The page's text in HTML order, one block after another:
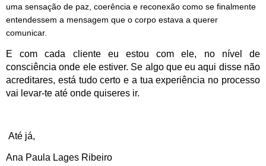
uma sensação de paz, coerência e reconexão como se finalmente
entendessem a mensagem que o corpo estava a querer
comunicar.
E com cada cliente eu estou com ele, no nível de
consciência onde ele estiver. Se algo que eu aqui disse não
acreditares, está tudo certo e a tua experiência no processo
vai levar-te até onde quiseres ir.
Até já,
Ana Paula Lages Ribeiro